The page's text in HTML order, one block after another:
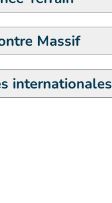
Massif
internationales